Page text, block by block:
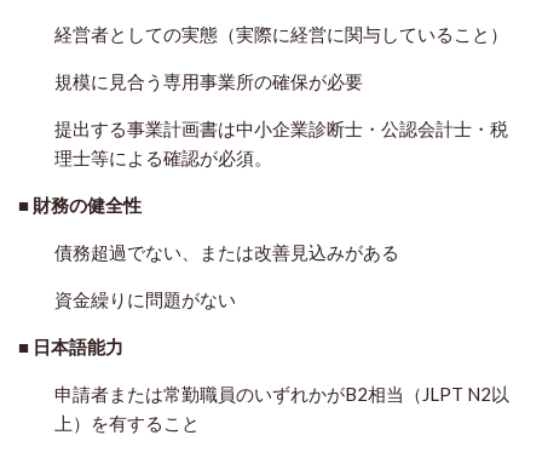
経営者としての実態（実際に経営に関与していること）
規模に見合う専用事業所の確保が必要
提出する事業計画書は中小企業診断士・公認会計士・税
理士等による確認が必須。
■ 財務の健全性
債務超過でない、または改善見込みがある
資金繰りに問題がない
■ 日本語能力
申請者または常勤職員のいずれかがB2相当（JLPT N2以
上）を有すること